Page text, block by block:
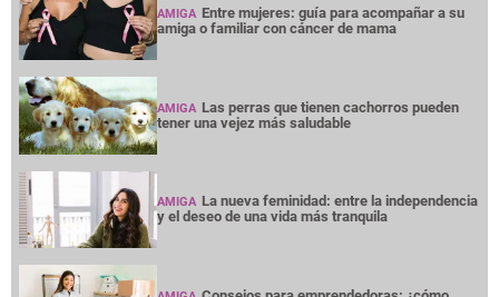
AMIGA Entre mujeres: guía para acompañar a su
amiga o familiar con cáncer de mama
AMIGA Las perras que tienen cachorros pueden
tener una vejez más saludable
AMIGA La nueva feminidad: entre la independencia
y el deseo de una vida más tranquila